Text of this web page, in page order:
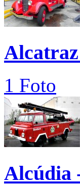
1 Foto
Alcúdia